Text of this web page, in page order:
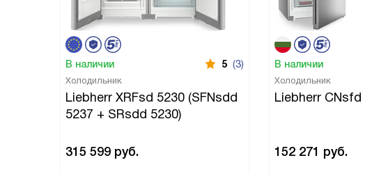
В наличии 5 (3)
Холодильник
Liebherr XRFsd 5230 (SFNsdd
5237 + SRsdd 5230)
315 599 руб.
В наличии
Холодильник
Liebherr CNsfd
152 271 руб.